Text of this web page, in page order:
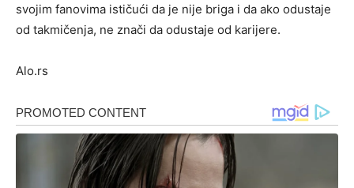
svojim fanovima ističući da je nije briga i da ako odustaje
od takmičenja, ne znači da odustaje od karijere.
Alo.rs